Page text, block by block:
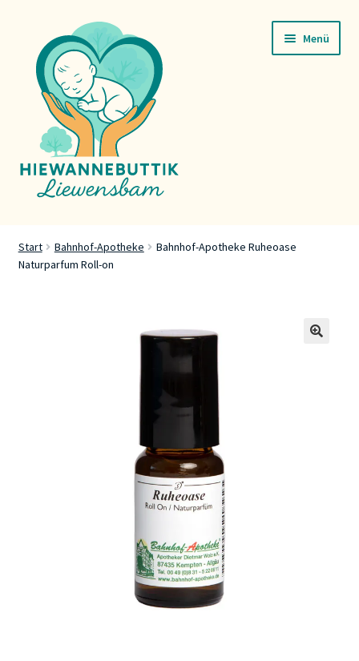
Navigation
springen
Inhalt
springen
Menü
Servicer
Start Bahnhof-Apotheke
Bahnhof-Apotheke Ruheoase
Naturparfum Roll-on